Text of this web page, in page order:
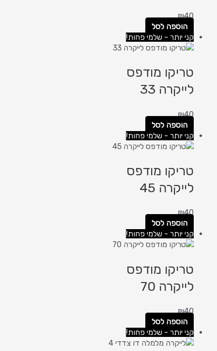
₪40
הוספה לסל
קני יותר - שלמי פחות!
טריקו מודפס
לייקרה 33
₪40
הוספה לסל
קני יותר - שלמי פחות!
טריקו מודפס
לייקרה 45
₪40
הוספה לסל
קני יותר - שלמי פחות!
טריקו מודפס
לייקרה 70
₪40
הוספה לסל
קני יותר - שלמי פחות!